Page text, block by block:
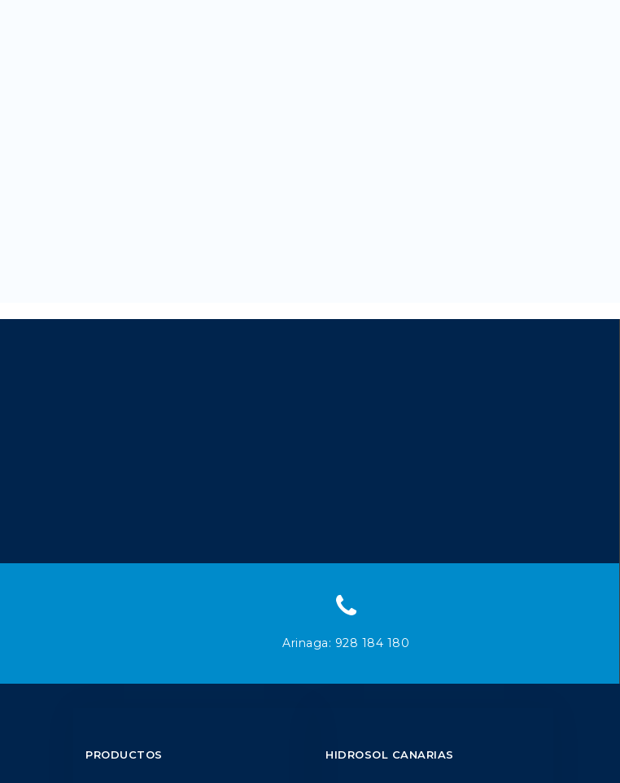
Arinaga: 928 184 180
PRODUCTOS HIDROSOL CANARIAS